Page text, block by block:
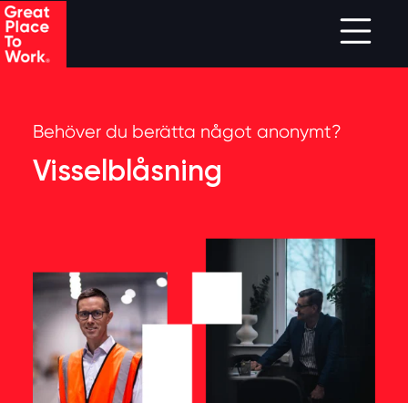
Skip to main content
Behöver du berätta något anonymt?
Visselblåsning